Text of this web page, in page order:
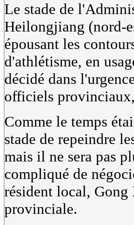
Le stade de
Heilongjiang (nord-
épousant les
d'athlétisme, en
décidé dans
officiels
Comme le temps
stade de repeindre
mais il ne sera pas
compliqué de
résident local, Gong
provinciale.